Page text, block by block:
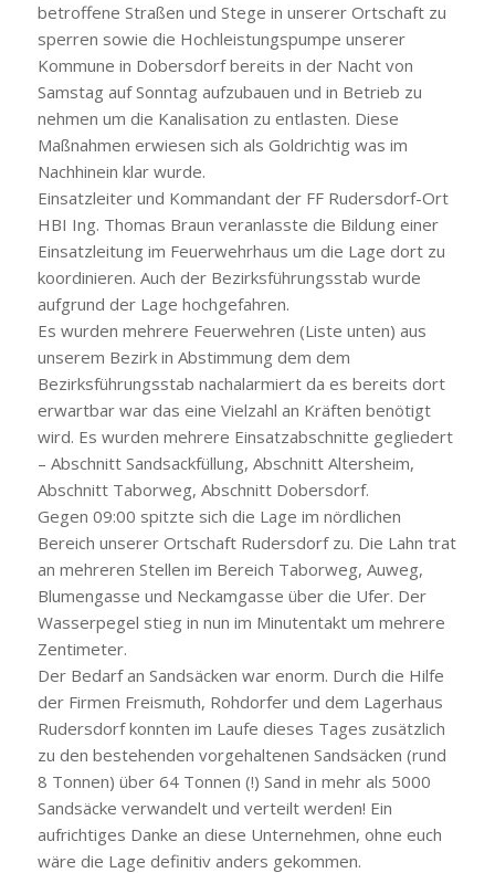
betroffene Straßen und Stege in unserer Ortschaft zu
sperren sowie die Hochleistungspumpe unserer
Kommune in Dobersdorf bereits in der Nacht von
Samstag auf Sonntag aufzubauen und in Betrieb zu
nehmen um die Kanalisation zu entlasten. Diese
Maßnahmen erwiesen sich als Goldrichtig was im
Nachhinein klar wurde.
Einsatzleiter und Kommandant der FF Rudersdorf-Ort
HBI Ing. Thomas Braun veranlasste die Bildung einer
Einsatzleitung im Feuerwehrhaus um die Lage dort zu
koordinieren. Auch der Bezirksführungsstab wurde
aufgrund der Lage hochgefahren.
Es wurden mehrere Feuerwehren (Liste unten) aus
unserem Bezirk in Abstimmung dem dem
Bezirksführungsstab nachalarmiert da es bereits dort
erwartbar war das eine Vielzahl an Kräften benötigt
wird. Es wurden mehrere Einsatzabschnitte gegliedert
– Abschnitt Sandsackfüllung, Abschnitt Altersheim,
Abschnitt Taborweg, Abschnitt Dobersdorf.
Gegen 09:00 spitzte sich die Lage im nördlichen
Bereich unserer Ortschaft Rudersdorf zu. Die Lahn trat
an mehreren Stellen im Bereich Taborweg, Auweg,
Blumengasse und Neckamgasse über die Ufer. Der
Wasserpegel stieg in nun im Minutentakt um mehrere
Zentimeter.
Der Bedarf an Sandsäcken war enorm. Durch die Hilfe
der Firmen Freismuth, Rohdorfer und dem Lagerhaus
Rudersdorf konnten im Laufe dieses Tages zusätzlich
zu den bestehenden vorgehaltenen Sandsäcken (rund
8 Tonnen) über 64 Tonnen (!) Sand in mehr als 5000
Sandsäcke verwandelt und verteilt werden! Ein
aufrichtiges Danke an diese Unternehmen, ohne euch
wäre die Lage definitiv anders gekommen.